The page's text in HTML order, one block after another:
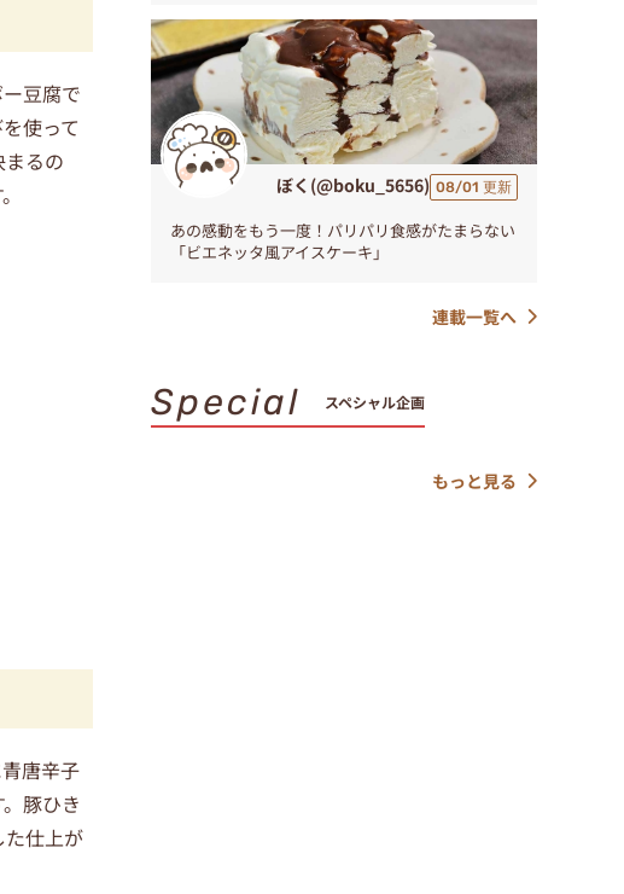
豆腐で
使って
るの
唐辛子
豚ひき
仕上が
ぼく(@boku_5656) 08/01 更新
あの感動をもう一度！パリパリ食感がたまらない
「ビエネッタ風アイスケーキ」
連載一覧へ
Special スペシャル企画
もっと見る